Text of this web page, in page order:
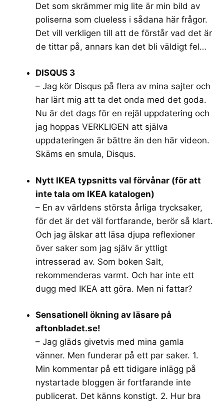
Det som skrämmer mig lite är min bild av
poliserna som clueless i sådana här frågor.
Det vill verkligen till att de förstår vad det är
de tittar på, annars kan det bli väldigt fel…
DISQUS 3
– Jag kör Disqus på flera av mina sajter och
har lärt mig att ta det onda med det goda.
Nu är det dags för en rejäl uppdatering och
jag hoppas VERKLIGEN att själva
uppdateringen är bättre än den här videon.
Skäms en smula, Disqus.
Nytt IKEA typsnitts val förvånar (för att
inte tala om IKEA katalogen)
– En av världens största årliga trycksaker,
för det är det väl fortfarande, berör så klart.
Och jag älskar att läsa djupa reflexioner
över saker som jag själv är yttligt
intresserad av. Som boken Salt,
rekommenderas varmt. Och har inte ett
dugg med IKEA att göra. Men ni fattar?
Sensationell ökning av läsare på
aftonbladet.se!
– Jag gläds givetvis med mina gamla
vänner. Men funderar på ett par saker. 1.
Min kommentar på ett tidigare inlägg på
nystartade bloggen är fortfarande inte
publicerat. Det känns konstigt. 2. Hur bra